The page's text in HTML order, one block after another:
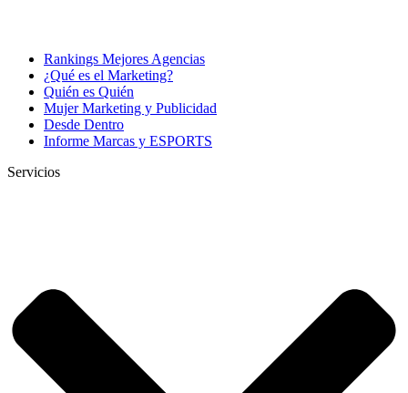
Rankings Mejores Agencias
¿Qué es el Marketing?
Quién es Quién
Mujer Marketing y Publicidad
Desde Dentro
Informe Marcas y ESPORTS
Servicios